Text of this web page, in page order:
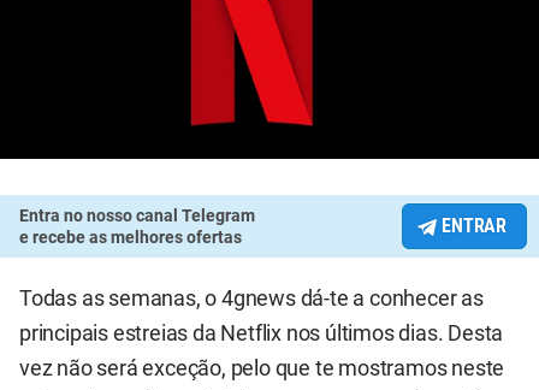
Entra no nosso canal Telegram
e recebe as melhores ofertas
ENTRAR
Todas as semanas, o 4gnews dá-te a conhecer as
principais estreias da Netflix nos últimos dias. Desta
vez não será exceção, pelo que te mostramos neste